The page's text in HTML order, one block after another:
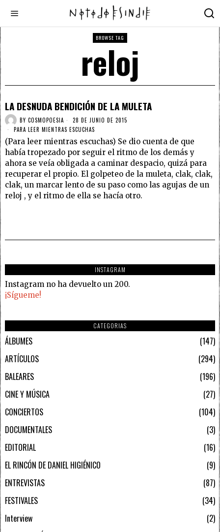
BROWSE TAG
reloj
LA DESNUDA BENDICIÓN DE LA MULETA
BY COSMOPOESIA
28 DE JUNIO DE 2015
PARA LEER MIENTRAS ESCUCHAS
(Para leer mientras escuchas) Se dio cuenta de que
había tropezado por seguir el ritmo de los demás y
ahora se veía obligada a caminar despacio, quizá para
recuperar el propio. El golpeteo de la muleta, clak, clak,
clak, un marcar lento de su paso como las agujas de un
reloj , y el ritmo de ella se hacía otro.
INSTAGRAM
Instagram no ha devuelto un 200.
¡Sígueme!
CATEGORIAS
ÁLBUMES
147
ARTÍCULOS
294
BALEARES
196
CINE Y MÚSICA
27
CONCIERTOS
104
DOCUMENTALES
3
EDITORIAL
16
EL RINCÓN DE DANIEL HIGIÉNICO
9
ENTREVISTAS
87
FESTIVALES
34
Interview
2